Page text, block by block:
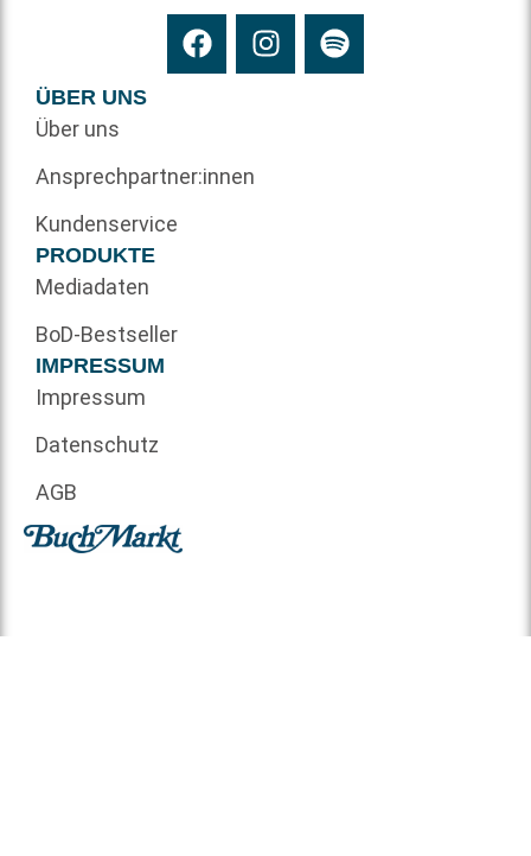
ÜBER UNS
Über uns
Ansprechpartner:innen
Kundenservice
PRODUKTE
Mediadaten
BoD-Bestseller
IMPRESSUM
Impressum
Datenschutz
AGB